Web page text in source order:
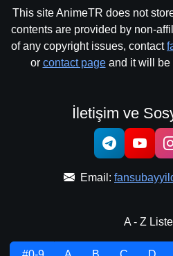
This site AnimeTR does not
contents are provided by non-
of any copyright issues, contact
or contact pageand it will be
İletişim ve
Email:
A - Z